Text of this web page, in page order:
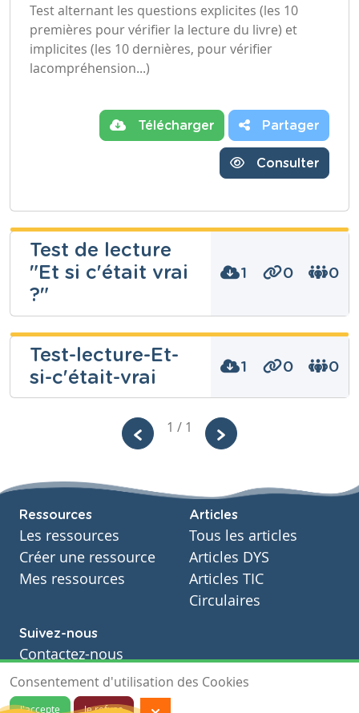
Test alternant les questions explicites (les 10
premières pour vérifier la lecture du livre) et
implicites (les 10 dernières, pour vérifier
lacompréhension...)
Télécharger Partager
Consulter
Test de lecture
"Et si c'était vrai
?"
1 0 0
Raphaëlla
Mazzulli
Niveau
Tags
Test-lecture-Et-
si-c'était-vrai
1 0 0
Cours
Année
Secondaire - Quatrième année
Tags
1 / 1
Ressources
Les ressources
Créer une ressource
Mes ressources
Articles
Tous les articles
Articles DYS
Articles TIC
Circulaires
Suivez-nous
Contactez-nous
Soutien scolaire
Notre page Facebook
Consentement d'utilisation des Cookies
J'accepte Je refuse